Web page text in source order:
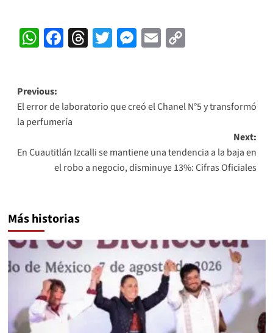
WhatsApp
Facebook
Threads
Twitter
Messenger
EmailCopy
Post
navigation
Previous:
El error de laboratorio que creó el Chanel N°5 y transformó
la perfumería
Next:
En Cuautitlán Izcalli se mantiene una tendencia a la baja en
el robo a negocio, disminuye 13%: Cifras Oficiales
Más historias